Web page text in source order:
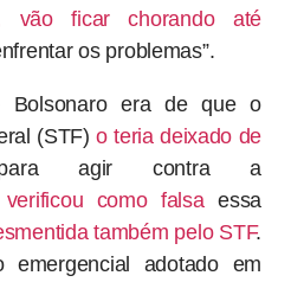
vão ficar chorando até
os problemas”.
Bolsonaro era de que o
(STF)o teria deixado de
agir contra a
como falsa essa
também pelo STF.
adotado em